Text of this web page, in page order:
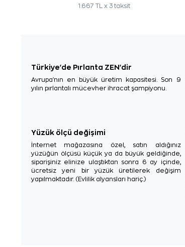
1.667 TL x 3 taksit
Türkiye'de Pırlanta ZEN'dir
Avrupa'nın en büyük üretim kapasitesi. Son 9
yılın pırlantalı mücevher ihracat şampiyonu.
Yüzük ölçü değişimi
İnternet mağazasına özel, satın aldığınız
yüzüğün ölçüsü küçük ya da büyük geldiğinde,
siparişiniz elinize ulaştıktan sonra 6 ay içinde,
ücretsiz yeni bir yüzük üretilerek değişim
yapılmaktadır. (Evlilik alyansları hariç.)